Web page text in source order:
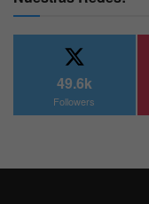
49.6k
Followers